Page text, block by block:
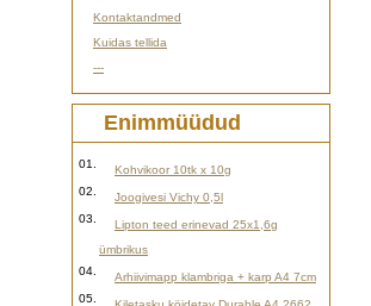
Kontaktandmed
Kuidas tellida
---
Enimmüüdud
01.
Kohvikoor 10tk x 10g
02.
Joogivesi Vichy 0,5l
03.
Lipton teed erinevad 25x1,6g
ümbrikus
04.
Arhiivimapp klambriga + karp A4 7cm
05.